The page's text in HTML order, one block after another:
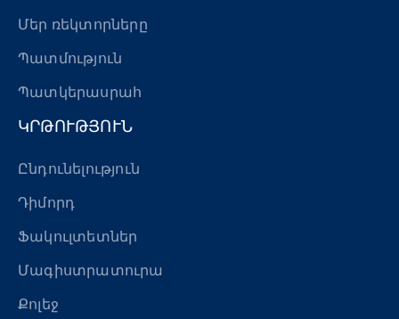
Մեր ռեկտորները
Պատմություն
Պատկերասրահ
ԿՐԹՈՒԹՅՈՒՆ
Ընդունելություն
Դիմորդ
Ֆակուլտետներ
Մագիստրատուրա
Քոլեջ